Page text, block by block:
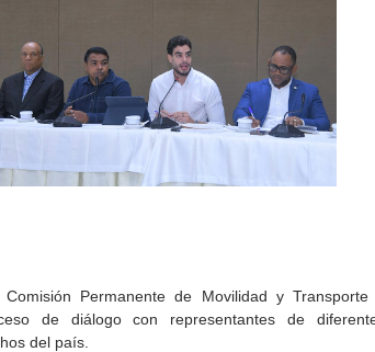
Permanente de Movilidad y
de diálogo con representantes de
del país.